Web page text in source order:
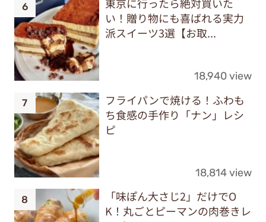
い！贈り物にも喜ばれる実力
派スイーツ3選【お取...
18,940 view
フライパンで焼ける！ふわも
ち食感の手作り「ナン」レシ
ピ
18,814 view
「味ぽん大さじ2」だけでO
K！丸ごとピーマンの肉巻きレ